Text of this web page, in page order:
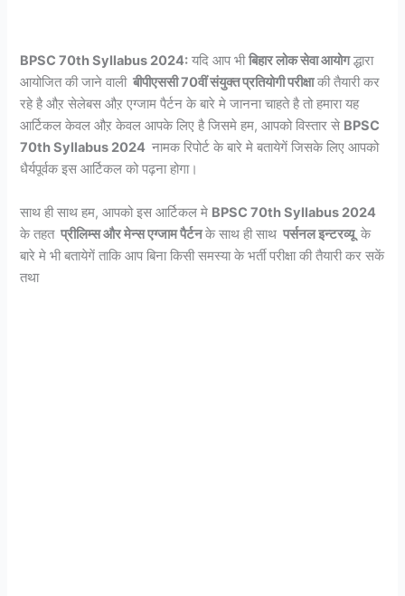
BPSC 70th Syllabus 2024: यदि आप भीबिहार लोक सेवा आयोगद्धारा
आयोजित की जाने वाली बीपीएससी 70वीं संयुक्त प्रतियोगी परीक्षाकी तैयारी कर
रहे है औऱ सेलेबस औऱ एग्जाम पैर्टन के बारे मे जानना चाहते है तो हमारा यह
आर्टिकल केवल औऱ केवल आपके लिए है जिसमे हम, आपको विस्तार से BPSC
70th Syllabus 2024 नामक रिपोर्ट के बारे मे बतायेगें जिसके लिए आपको
धैर्यपूर्वक इस आर्टिकल को पढ़ना होगा।
साथ ही साथ हम, आपको इस आर्टिकल मे BPSC 70th Syllabus 2024
के तहत प्रीलिम्स और मेन्स एग्जाम पैर्टनके साथ ही साथ पर्सनल इन्टरव्यू के
बारे मे भी बतायेगें ताकि आप बिना किसी समस्या के भर्ती परीक्षा की तैयारी कर सकें
तथा